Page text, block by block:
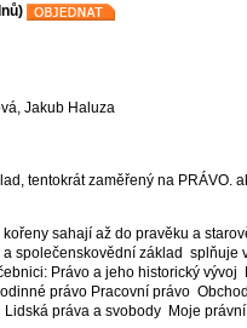
Jakub Haluza
tentokrát zaměřený na PRÁVO.
sahají až do pravěku a
společenskovědní základ splňuje
Právo a jeho historický vývoj
právo Pracovní právo
práva a svobody Moje